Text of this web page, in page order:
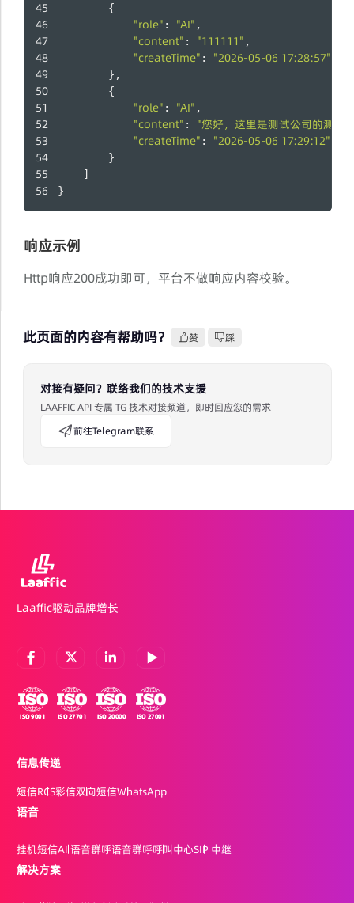
        {
"role" : "AI" ,
"content" : "111111" ,
"createTime" : "2026-05-06 17:28:57"
        },
        {
"role" : "AI" ,
"content" : "您好，这里是测试公司的测试
"createTime" : "2026-05-06 17:29:12"
        }
    ]
}
响应示例
Http响应200成功即可，平台不做响应内容校验。
此页面的内容有帮助吗？ 赞 踩
对接有疑问？联络我们的技术支援
LAAFFIC API 专属 TG 技术对接频道，即时回应您的需求
前往Telegram联系
Laaffic驱动品牌增长
信息传递
短信RCS彩信双向短信WhatsApp
语音
挂机短信AI 语音群呼语音群呼呼叫中心SIP 中继
解决方案